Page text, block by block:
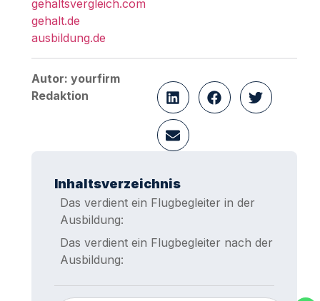
gehaltsvergleich.com
gehalt.de
ausbildung.de
Autor: yourfirm
Redaktion
Inhaltsverzeichnis
Das verdient ein Flugbegleiter in der
Ausbildung:
Das verdient ein Flugbegleiter nach der
Ausbildung: